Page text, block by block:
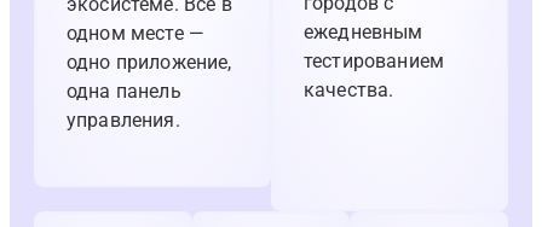
одном месте —
одно приложение,
одна панель
управления.
ежедневным
тестированием
качества.